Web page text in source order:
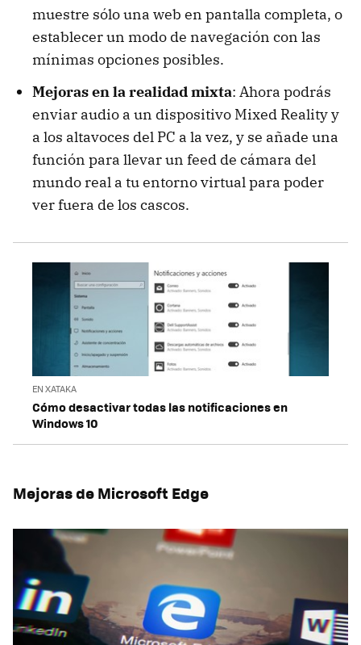
muestre sólo una web en pantalla completa, o
establecer un modo de navegación con las
mínimas opciones posibles.
Mejoras en la realidad mixta: Ahora podrás
enviar audio a un dispositivo Mixed Reality y
a los altavoces del PC a la vez, y se añade una
función para llevar un feed de cámara del
mundo real a tu entorno virtual para poder
ver fuera de los cascos.
EN XATAKA
Cómo desactivar todas las notificaciones en
Windows 10
Mejoras de Microsoft Edge